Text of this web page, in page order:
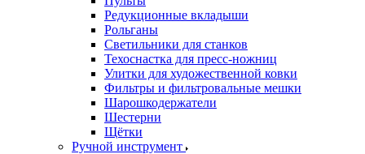
Редукционные вкладыши
Рольганы
Светильники для станков
Техоснастка для пресс-ножниц
Улитки для художественной ковки
Фильтры и фильтровальные мешки
Шарошкодержатели
Шестерни
Щётки
Ручной инструмент